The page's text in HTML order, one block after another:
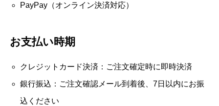
PayPay（オンライン決済対応）
お支払い時期
クレジットカード決済：ご注文確定時に即時決済
銀行振込：ご注文確認メール到着後、7日以内にお振
込ください